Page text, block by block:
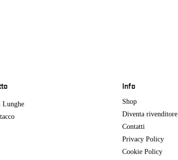
Lunghe
Info
Shop
Diventa rivenditore
Contatti
Privacy Policy
Cookie Policy